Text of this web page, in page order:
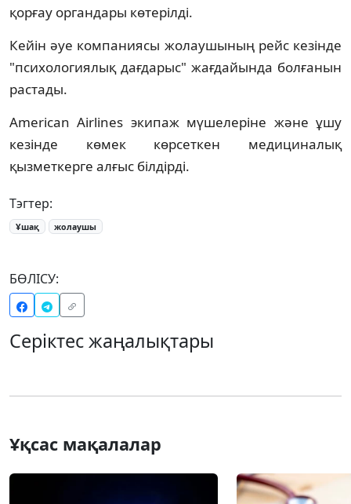
қорғау органдары көтерілді.
Кейін әуе компаниясы жолаушының рейс кезінде
"психологиялық дағдарыс" жағдайында болғанын
растады.
American Airlines экипаж мүшелеріне және ұшу
кезінде көмек көрсеткен медициналық
қызметкерге алғыс білдірді.
Тэгтер:
Ұшақ жолаушы
БӨЛІСУ:
Серіктес жаңалықтары
Ұқсас мақалалар